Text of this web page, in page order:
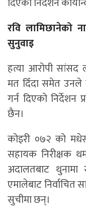
रवि लामिछानेको
सुनुवाइ
हत्या आरोपी सांसद
मत दिँदा समेत उनले
गर्न दिएको निर्देशन
छैन।
कोइरी ०७२ को
सहायक निरीक्षक
अदालतबाट
एमालेबाट निर्वाचित
सुचीमा छन्।